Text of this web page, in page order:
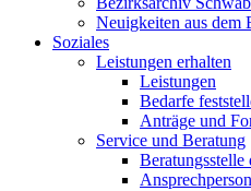
Neuigkeiten aus dem
Soziales
Leistungen erhalten
Leistungen
Bedarfe
Anträge und
Service und Beratung